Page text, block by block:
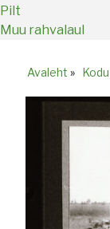
Pilt
Muu rahvalaul
Avaleht » Kodu